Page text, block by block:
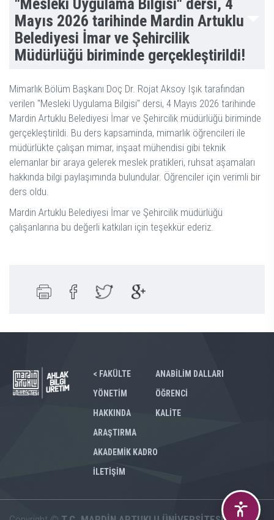
"Mesleki Uygulama Bilgisi" dersi, 4
Mayıs 2026 tarihinde Mardin Artuklu
Belediyesi İmar ve Şehircilik
Müdürlüğü biriminde gerçekleştirildi!
Mimarlık Bölüm Başkanı Doç Dr. Rojat Aksoy Işık tarafından
verilen "Mesleki Uygulama Bilgisi" dersi, 4 Mayıs 2026 tarihinde
Mardin Artuklu Belediyesi İmar ve Şehircilik müdürlüğü biriminde
gerçekleştirildi. Bu ders kapsaminda, mimarlık öğrencileri ile
müdürlükte çalışan mimar, inşaat mühendisi gibi teknik
elemanlar bir araya gelerek meslek pratikleri, ruhsat aşamaları
hakkında bilgi paylaşımında bulundular. Öğrenciler için verimli bir
ders oldu.
Mardin Artuklu Belediyesi İmar ve Şehircilik müdürlüğü
çalışanlarına bu değerli katkıları için teşekkür ederiz.
< FAKÜLTE
YÖNETİM
HAKKINDA
ANABİLİM DALLARI
ÖĞRENCİ
KALİTE
ARAŞTIRMA
AKADEMİK KADRO
İLETİŞİM